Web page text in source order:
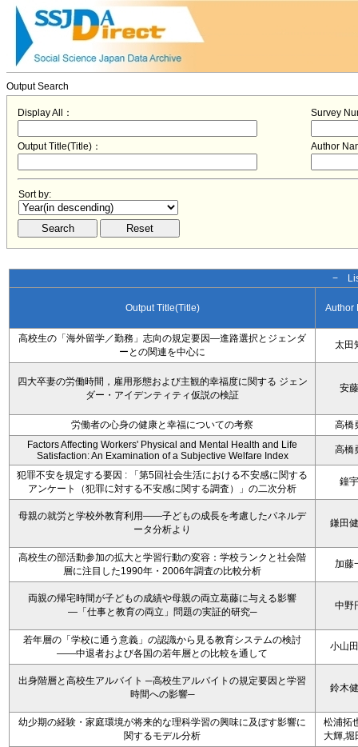
Output Search
Display All： Survey
Output Title(Title)： Author
Sort by:
−
Output Title(Title) Author
高校生の「海外留学／勤務」志向の規定要因―進路選択とジェンダ
ーとの関連を中心に
太田
四大卒妻の労働時間，雇用形態および主観的幸福度に関する ジェン
ダー・アイデンティティ仮説の検証
安
労働者の心身の健康と幸福についての考察
高橋
Factors Affecting Workers' Physical and Mental Health and Life
Satisfaction: An Examination of a Subjective Welfare Index
高橋
犯罪不安を規定する要因 : 「第5回社会生活における不安感に関する
アンケート（犯罪に対する不安感に関する調査）」の二次分析
鐘
母親の就労と学校外教育利用――子どもの成長を考慮したパネルデ
ータ分析より
鎌田
高校生の部活動参加の拡大と学習行動の変容：学校ランクと社会階
層に注目した1990年・2006年調査の比較分析
加藤
両親の帰宅時間が子どもの成績や母親の両立葛藤に与える影響
―「仕事と教育の両立」問題の実証的研究─
中野
若年層の「学校に通う意義」の認識から見る教育システムの検討
――中退者および各国の若年層との比較を通して
小山
出身階層と高校生アルバイト ─高校生アルバイトの規定要因と学習
時間への影響─
鈴木
幼少期の経験・家庭環境が将来的な理科学習の興味に及ぼす影響に
関するモデル分析
松浦拓
大輝,堀